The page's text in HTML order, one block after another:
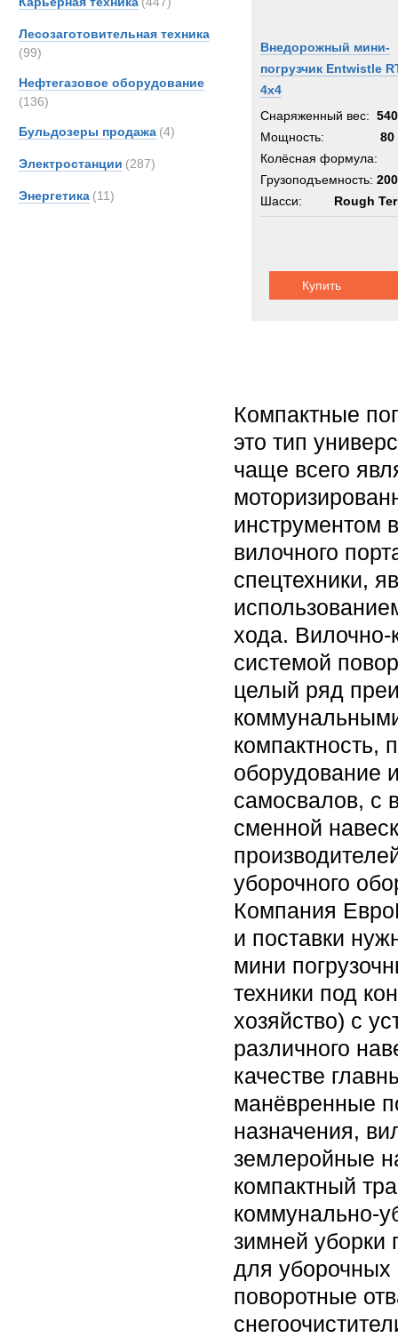
Лесозаготовительная техника
(99)
Нефтегазовое оборудование
(136)
Бульдозеры продажа (4)
Электростанции (287)
Энергетика (11)
Внедорожный мини-
погрузчик Entwistle
4x4
Снаряженный вес:
Мощность:
80
Колёсная формула:
Грузоподъемность:
Шасси:
Rough
Купить
Компактные
это тип
чаще всего
инструментом
вилочного
спецтехники,
хода.
системой
целый ряд
компактность,
оборудование
самосвалов, с
сменной
уборочного
Компания
и поставки
мини
техники под
хозяйство) с
различного
качестве
манёвренные
назначения,
землеройные
компактный
коммунально-
зимней уборки
для
поворотные